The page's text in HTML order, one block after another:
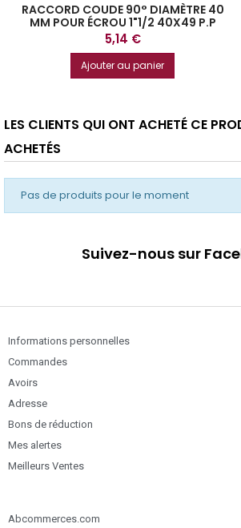
RACCORD COUDE 90° DIAMÈTRE 40
MM POUR ÉCROU 1"1/2 40X49 P.P
Prix
5,14 €
Ajouter au panier
LES CLIENTS QUI ONT ACHETÉ CE
ACHETÉS
Pas de produits pour le moment
Suivez-nous sur
Informations personnelles
Commandes
Avoirs
Adresse
Bons de réduction
Mes alertes
Meilleurs Ventes
Abcommerces.com